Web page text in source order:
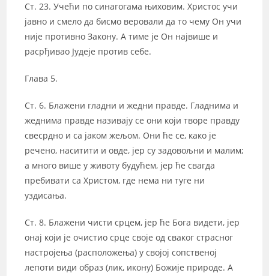
Ст. 23. Учећи по синагогама њиховим. Христос учи
јавно и смело да бисмо веровали да то чему Он учи
није противно Закону. А тиме је Он највише и
расрђивао Јудеје против себе.
Глава 5.
Ст. 6. Блажени гладни и жедни правде. Гладнима и
жеднима правде називају се они који творе правду
свесрдно и са јаком жељом. Они ће се, како је
речено, наситити и овде, јер су задовољни и малим;
а много више у животу будућем, јер ће свагда
пребивати са Христом, где нема ни туге ни
уздисања.
Ст. 8. Блажени чисти срцем, јер ће Бога видети, јер
онај који је очистио срце своје од сваког страсног
настројења (расположења) у својој сопственој
лепоти види образ (лик, икону) Божије природе. А